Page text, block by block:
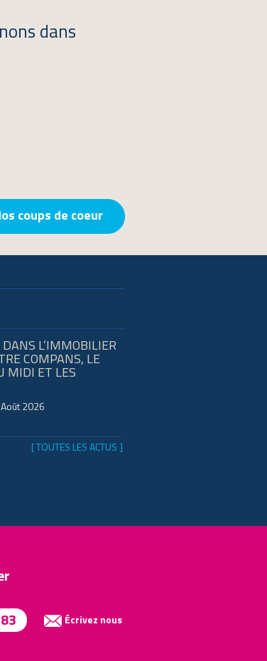
dans
coups de coeur
L’IMMOBILIER
COMPANS, LE
MIDI ET LES
2026
[ TOUTES LES ACTUS ]
Écrivez nous